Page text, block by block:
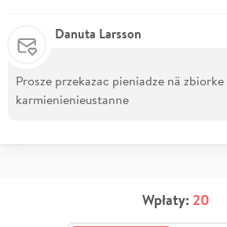
Danuta Larsson
Prosze przekazac pieniadze nä zbiorke
karmienienieustanne
Wpłaty: 20